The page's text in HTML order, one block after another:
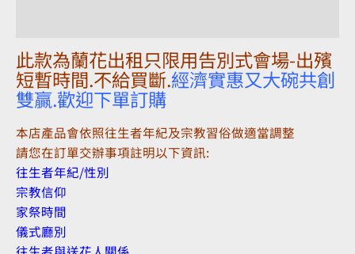
此款為蘭花出租只限用告別式會場-出殯
短暫時間.不給買斷.經濟實惠又大碗共創
雙贏.歡迎下單訂購
本店產品會依照往生者年紀及宗教習俗做適當調整
請您在訂單交辦事項註明以下資訊:
往生者年紀/性別
宗教信仰
家祭時間
儀式廳別